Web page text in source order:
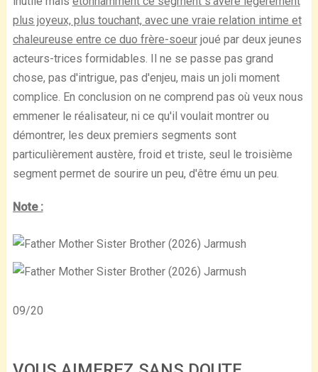
plus joyeux, plus touchant, avec une vraie relation intime et
chaleureuse entre ce duo frère-soeurjoué par deux jeunes
acteurs-trices formidables. Il ne se passe pas grand
chose, pas d'intrigue, pas d'enjeu, mais un joli moment
complice. En conclusion on ne comprend pas où veux nous
emmener le réalisateur, ni ce qu'il voulait montrer ou
démontrer, les deux premiers segments sont
particulièrement austère, froid et triste, seul le troisième
segment permet de sourire un peu, d'être ému un peu.
Note :
09/20